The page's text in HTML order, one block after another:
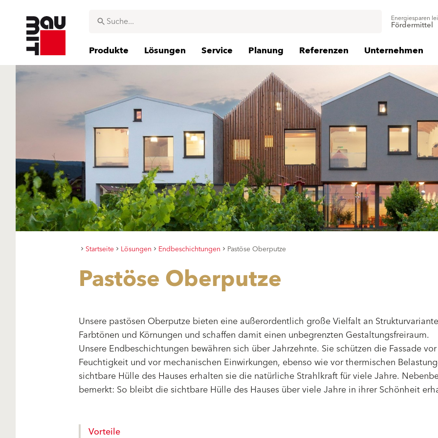
Energiesparen
Fördermittel
Produkte Lösungen Service Planung Referenzen Unternehmen
Startseite Lösungen Endbeschichtungen Pastöse Oberputze
Pastöse Oberputze
Unsere pastösen Oberputze bieten eine außerordentlich große Vielfalt an
Farbtönen und Körnungen und schaffen damit einen unbegrenzten Gestaltungsfreiraum.
Unsere Endbeschichtungen bewähren sich über Jahrzehnte. Sie schützen die Fassade vor
Feuchtigkeit und vor mechanischen Einwirkungen, ebenso wie vor thermischen
sichtbare Hülle des Hauses erhalten sie die natürliche Strahlkraft für viele Jahre.
bemerkt: So bleibt die sichtbare Hülle des Hauses über viele Jahre in ihrer Schönheit
Vorteile